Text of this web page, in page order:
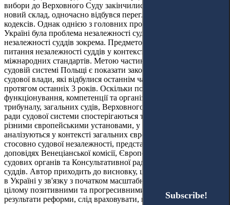
вибори до Верховного Суду закінчилися, і сформувався його
новий склад, одночасно відбувся перегляд усіх процесуальних
кодексів. Однак однією з головних проблем судової влади в
Україні була проблема незалежності судочинства в цілому, та
незалежності суддів зокрема. Предметом цього дослідження є
питання незалежності суддів у контексті відповідних
міжнародних стандартів. Метою частини статті, присвяченої
судовій системі Польщі є показати законодавчі зміни стосовно
судової влади, які відбулися останнім часом у Польщі, тобто
протягом останніх 3 років. Оскільки постійні зміни
функціонування, компетенції та організації Конституційного
трибуналу, загальних судів, Верховного Суду та Національної
ради судової системи спостерігаються та коментуються
різними європейськими установами, у статті вони
аналізуються у контексті загальних європейських стандартів
стосовно судової незалежності, представлених у висновках та
доповідях Венеціанської комісії, Європейської мережі рад
судових органів та Консультативної ради європейських
суддів. Автор приходить до висновку, що зміни, які відбулися
в Україні у зв'язку з початком масштабної судової реформи, є в
цілому позитивними та прогресивними. Однак, оцінюючи
результати реформи, слід враховувати, що правова частина є
Subscribe!
Subscribe!